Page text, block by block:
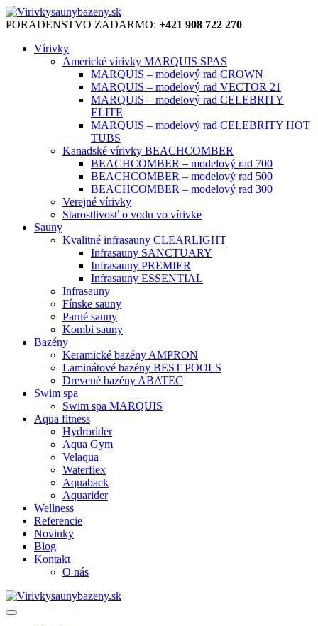
PORADENSTVO ZADARMO: +421 908 722 270
Vírivky
Americké vírivky MARQUIS SPAS
MARQUIS – modelový rad CROWN
MARQUIS – modelový rad VECTOR 21
MARQUIS – modelový rad CELEBRITY
ELITE
MARQUIS – modelový rad CELEBRITY HOT
TUBS
Kanadské vírivky BEACHCOMBER
BEACHCOMBER – modelový rad 700
BEACHCOMBER – modelový rad 500
BEACHCOMBER – modelový rad 300
Verejné vírivky
Starostlivosť o vodu vo vírivke
Sauny
Kvalitné infrasauny CLEARLIGHT
Infrasauny SANCTUARY
Infrasauny PREMIER
Infrasauny ESSENTIAL
Infrasauny
Fínske sauny
Parné sauny
Kombi sauny
Bazény
Keramické bazény AMPRON
Laminátové bazény BEST POOLS
Drevené bazény ABATEC
Swim spa
Swim spa MARQUIS
Aqua fitness
Hydrorider
Aqua Gym
Velaqua
Waterflex
Aquaback
Aquarider
Wellness
Referencie
Novinky
Blog
Kontakt
O nás